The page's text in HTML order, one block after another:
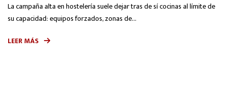
La campaña alta en hostelería suele dejar tras de sí cocinas al límite de
su capacidad: equipos forzados, zonas de...
LEER MÁS